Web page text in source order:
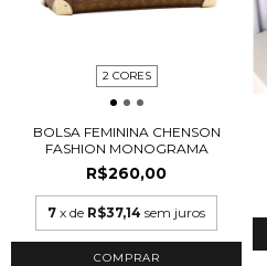
2 CORES
BOLSA FEMININA CHENSON
FASHION MONOGRAMA
R$260,00
7 x de R$37,14 sem juros
COMPRAR